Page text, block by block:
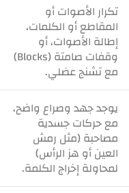
تكرار الأصوات أو
المقاطع أو الكلمات،
إطالة الأصوات، أو
وقفات صامتة (Blocks)
مع تشنج عضلي.
يوجد جهد وصراع واضح،
مع حركات جسدية
مصاحبة (مثل رمش
العين أو هز الرأس)
لمحاولة إخراج الكلمة.